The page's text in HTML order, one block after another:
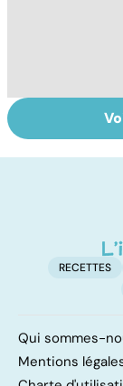
Pré-
attention,
RECETTES
Qui sommes-
Mentions